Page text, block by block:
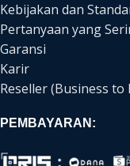
Kebijakan dan
Pertanyaan yang
Garansi
Karir
Reseller (Business to
PEMBAYARAN: